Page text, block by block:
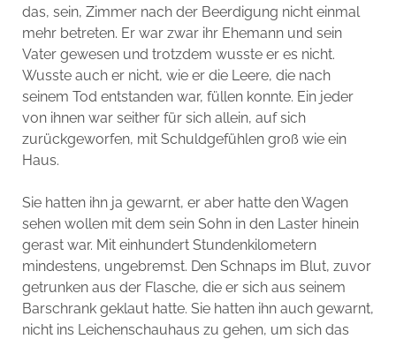
das, sein, Zimmer nach der Beerdigung nicht einmal
mehr betreten. Er war zwar ihr Ehemann und sein
Vater gewesen und trotzdem wusste er es nicht.
Wusste auch er nicht, wie er die Leere, die nach
seinem Tod entstanden war, füllen konnte. Ein jeder
von ihnen war seither für sich allein, auf sich
zurückgeworfen, mit Schuldgefühlen groß wie ein
Haus.
Sie hatten ihn ja gewarnt, er aber hatte den Wagen
sehen wollen mit dem sein Sohn in den Laster hinein
gerast war. Mit einhundert Stundenkilometern
mindestens, ungebremst. Den Schnaps im Blut, zuvor
getrunken aus der Flasche, die er sich aus seinem
Barschrank geklaut hatte. Sie hatten ihn auch gewarnt,
nicht ins Leichenschauhaus zu gehen, um sich das